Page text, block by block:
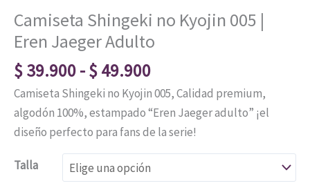
Camiseta Shingeki no Kyojin 005 |
Eren Jaeger Adulto
$39.900-$49.900
Camiseta Shingeki no Kyojin 005, Calidad premium,
algodón 100%, estampado “Eren Jaeger adulto” ¡el
diseño perfecto para fans de la serie!
Talla